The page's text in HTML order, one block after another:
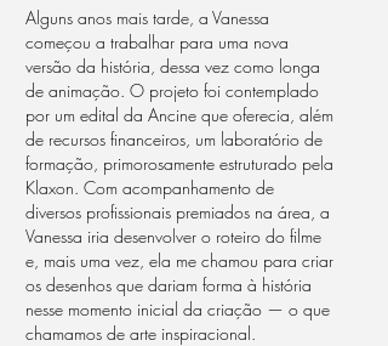
Alguns anos mais tarde, a Vanessa
começou a trabalhar para uma nova
versão da história, dessa vez como longa
de animação. O projeto foi contemplado
por um edital da Ancine que oferecia, além
de recursos financeiros, um laboratório de
formação, primorosamente estruturado pela
Klaxon. Com acompanhamento de
diversos profissionais premiados na área, a
Vanessa iria desenvolver o roteiro do filme
e, mais uma vez, ela me chamou para criar
os desenhos que dariam forma à história
nesse momento inicial da criação — o que
chamamos de arte inspiracional.